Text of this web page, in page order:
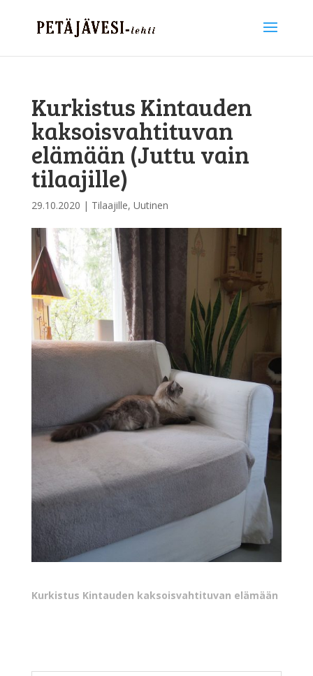
Kurkistus Kintauden
kaksoisvahtituvan
elämään (Juttu vain
tilaajille)
29.10.2020 | Tilaajille, Uutinen
Kurkistus Kintauden kaksoisvahtituvan elämään